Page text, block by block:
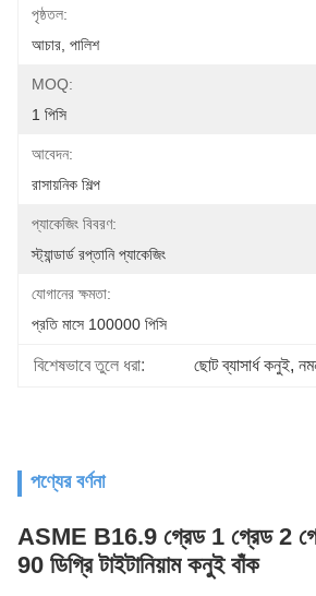
পৃষ্ঠতল:
আচার, পালিশ
MOQ:
1 পিসি
আবেদন:
রাসায়নিক শিল্প
প্যাকেজিং বিবরণ:
স্ট্যান্ডার্ড রপ্তানি প্যাকেজিং
যোগানের ক্ষমতা:
প্রতি মাসে 100000 পিসি
বিশেষভাবে তুলে ধরা: ছোট ব্যাসার্ধ কনুই,
পণ্যের বর্ণনা
ASME B16.9 গ্রেড 1 গ্রেড 2
90 ডিগ্রি টাইটানিয়াম কনুই বাঁক